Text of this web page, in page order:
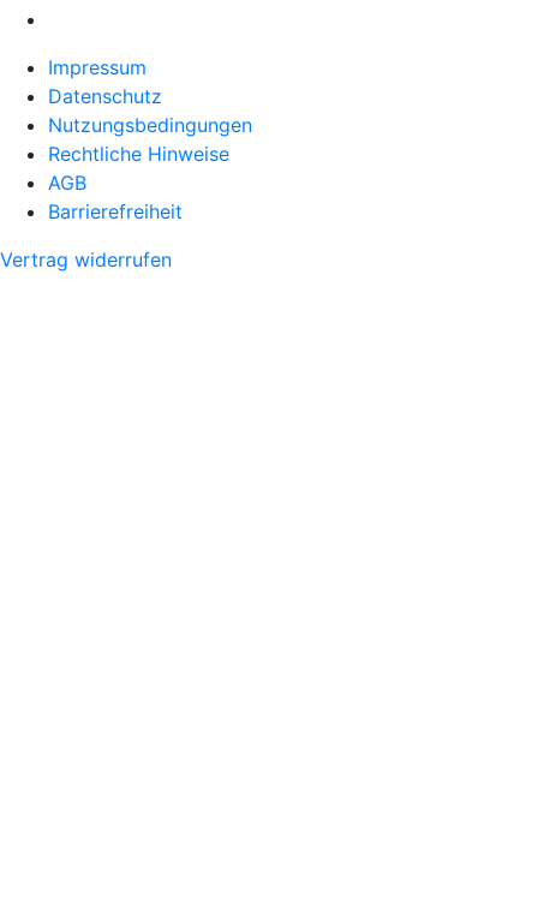
Impressum
Datenschutz
Nutzungsbedingungen
Rechtliche Hinweise
AGB
Barrierefreiheit
Vertrag widerrufen